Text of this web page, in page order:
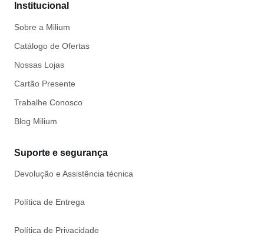
Institucional
Sobre a Milium
Catálogo de Ofertas
Nossas Lojas
Cartão Presente
Trabalhe Conosco
Blog Milium
Suporte e segurança
Devolução e Assistência técnica
Política de Entrega
Política de Privacidade